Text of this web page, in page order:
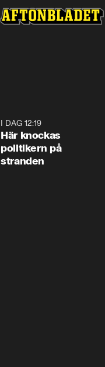
I DAG 12:19
Här knockas
politikern på
stranden